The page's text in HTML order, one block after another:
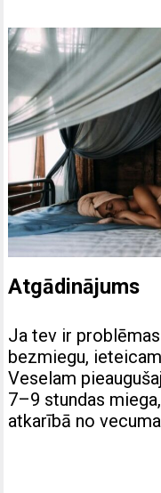
Atgādinājums
Ja tev ir
bezmiegu,
Veselam
7–9 stundas
atkarībā no